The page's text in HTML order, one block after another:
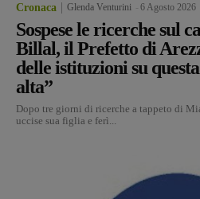
Cronaca Glenda Venturini 6 Agosto 2026
Sospese le ricerche sul
Billal, il Prefetto di
delle istituzioni su
alta”
Dopo tre giorni di ricerche a tappeto di
uccise sua figlia e ferì...